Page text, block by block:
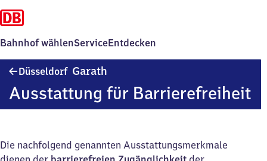
Bahnhof wählenServiceEntdecken
Düsseldorf Garath
Ausstattung für Barrierefreiheit
Die nachfolgend genannten Ausstattungsmerkmale